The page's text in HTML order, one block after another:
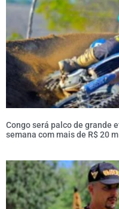
Congo será palco de grande
semana com mais de R$ 20